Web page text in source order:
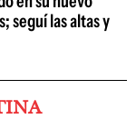
seguí las altas y